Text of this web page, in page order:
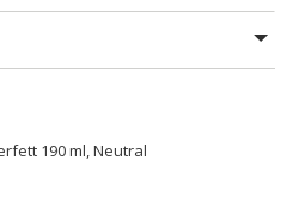
190 ml, Neutral